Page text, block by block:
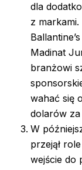
dla
z markami.
Madinat
branżowi
wahać się
dolarów za
W
przejął
wejście do